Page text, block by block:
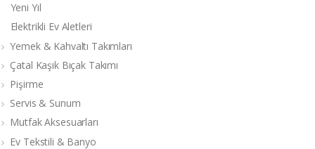
Yeni Yıl
Elektrikli Ev Aletleri
Yemek & Kahvaltı Takımları
Çatal Kaşık Bıçak Takımı
Pişirme
Servis & Sunum
Mutfak Aksesuarları
Ev Tekstili & Banyo